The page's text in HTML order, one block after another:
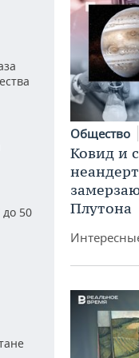
50
Общество
Ковид и
Плутона